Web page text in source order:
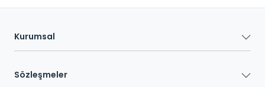
Kurumsal
Sözleşmeler